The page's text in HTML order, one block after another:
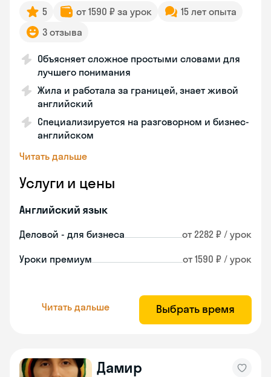
5 от 1590 ₽ за урок
15 лет опыта
3 отзыва
Объясняет сложное простыми словами для
лучшего понимания
Жила и работала за границей, знает живой
английский
Специализируется на разговорном и бизнес-
английском
Читать дальше
Услуги и цены
Английский язык
Деловой - для бизнеса от 2282 ₽ / урок
Уроки премиум от 1590 ₽ / урок
Читать дальше Выбрать время
Дамир